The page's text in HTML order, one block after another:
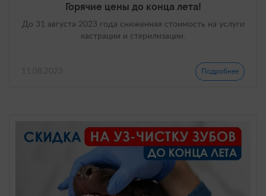
Горячие цены до конца лета!
До 31 августа 2023 года сниженная стоимость на услуги
кастрации и стерилизации.
Подробнее